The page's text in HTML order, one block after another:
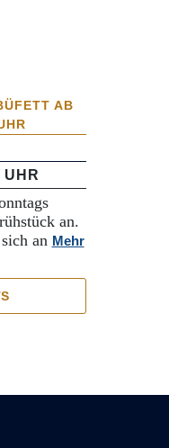
AB
an.
an Mehr